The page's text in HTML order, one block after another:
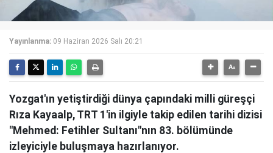
Yayınlanma: 09 Haziran 2026 Salı 20:21
Yozgat'ın yetiştirdiği dünya çapındaki milli güreşçi
Rıza Kayaalp, TRT 1'in ilgiyle takip edilen tarihi dizisi
"Mehmed: Fetihler Sultanı"nın 83. bölümünde
izleyiciyle buluşmaya hazırlanıyor.